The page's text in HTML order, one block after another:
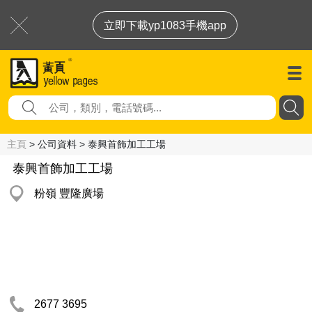
立即下載yp1083手機app
主頁 > 公司資料 > 泰興首飾加工工場
泰興首飾加工工場
粉嶺 豐隆廣場
2677 3695